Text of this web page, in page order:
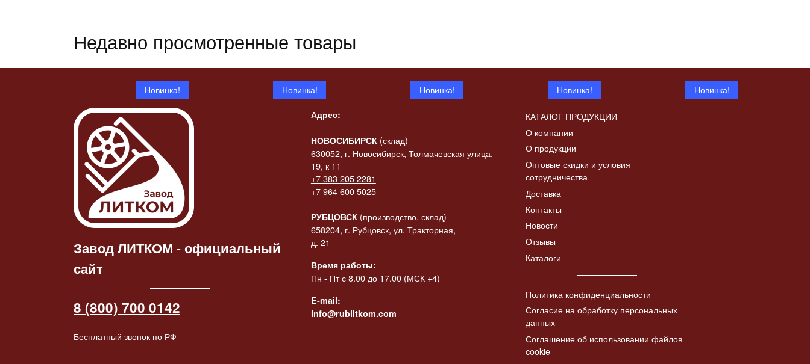
Недавно просмотренные товары
Читать
далее
Новинка!
Статуэтка «Конь-
барабанщик»
2264.00₽
Новинка!
далее
Новинка!
Статуэтка «Коза с
баяном»
2137.00 ₽
далее
Новинка!
Статуэтка «Коза с
баяном» в патине
2308.00₽
Новинка!
Завод ЛИТКОМ -официальный
сайт
8 (800) 700 0142
Бесплатный звонок по РФ
Адрес:
НОВОСИБИРСК (склад)
630052, г. Новосибирск, Толмачевская улица,
19, к 11
+7 383 205 2281
+7 964 600 5025
РУБЦОВСК (производство, склад)
658204, г. Рубцовск, ул. Тракторная,
д. 21
Время работы:
Пн - Пт с 8.00 до 17.00 (МСК +4)
E-mail:
info@rublitkom.com
КАТАЛОГ ПРОДУКЦИИ
О компании
О продукции
Оптовые скидки и условия
сотрудничества
Доставка
Контакты
Новости
Отзывы
Каталоги
Политика конфиденциальности
Согласие на обработку персональных
данных
Соглашение об использовании файлов
cookie